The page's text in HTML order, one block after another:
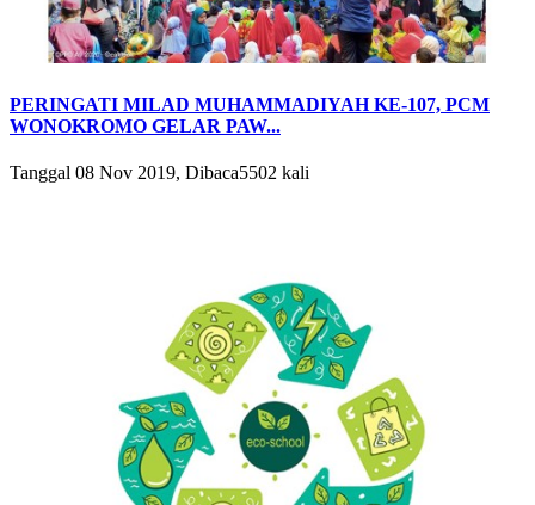
PERINGATI MILAD MUHAMMADIYAH KE-107, PCM
WONOKROMO GELAR PAW...
Tanggal 08 Nov 2019, Dibaca5502 kali